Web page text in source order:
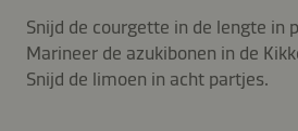
Snijd de courgette in de lengte in
Marineer de azukibonen in de
Snijd de limoen in acht partjes.